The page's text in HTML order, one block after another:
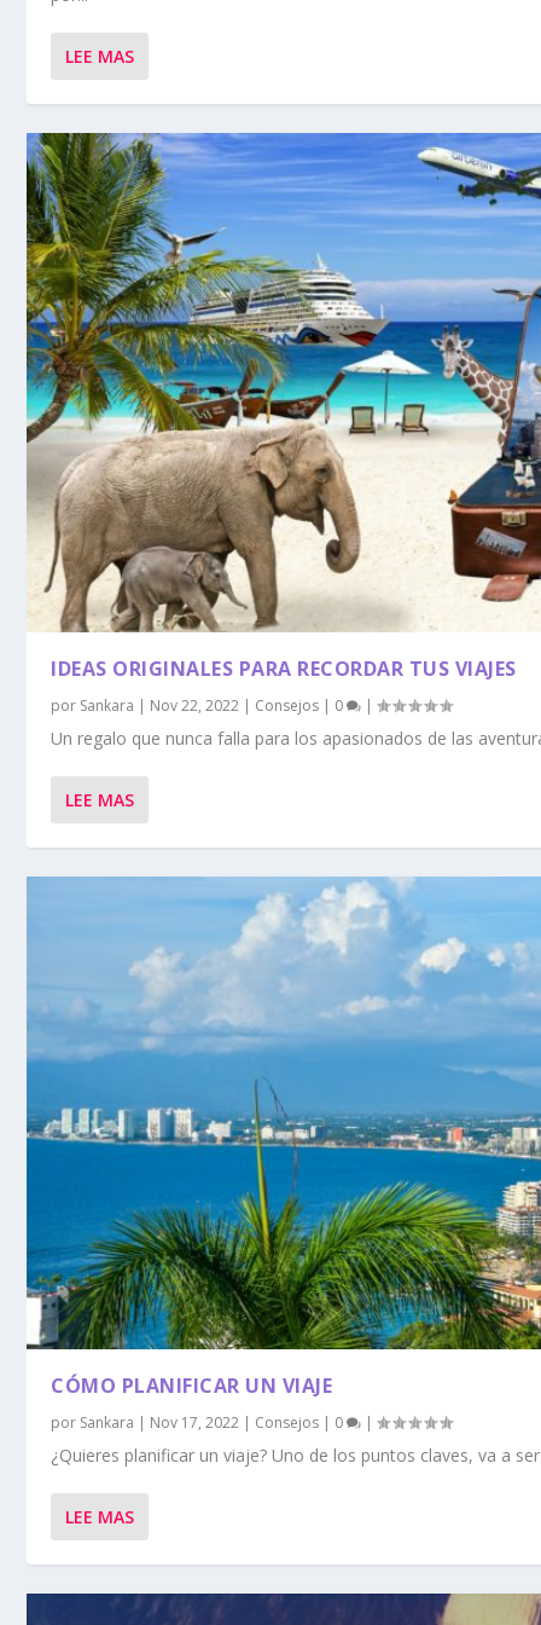
LEE MAS
IDEAS ORIGINALES PARA RECORDAR TUS VIAJES
por Sankara | Nov 22, 2022 | Consejos | 0 |
Un regalo que nunca falla para los apasionados de las
LEE MAS
CÓMO PLANIFICAR UN VIAJE
por Sankara | Nov 17, 2022 | Consejos | 0 |
¿Quieres planificar un viaje? Uno de los puntos claves, va a
LEE MAS